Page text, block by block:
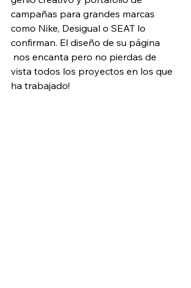
campañas para grandes marcas
como Nike, Desigual o SEAT lo
confirman. El diseño de su página
nos encanta pero no pierdas de
vista todos los proyectos en los que
ha trabajado!